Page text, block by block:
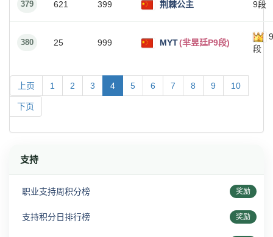
379 621 399 荆棘公主 9段
380 25 999 MYT(芈昱廷P9段)
9
段
上页 1 2 3 4 5 6 7 8 9 10
下页
支持
职业支持周积分榜 奖励
支持积分日排行榜 奖励